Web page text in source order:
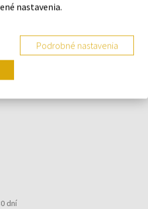
dní
nastavenia.
Podrobné nastavenia